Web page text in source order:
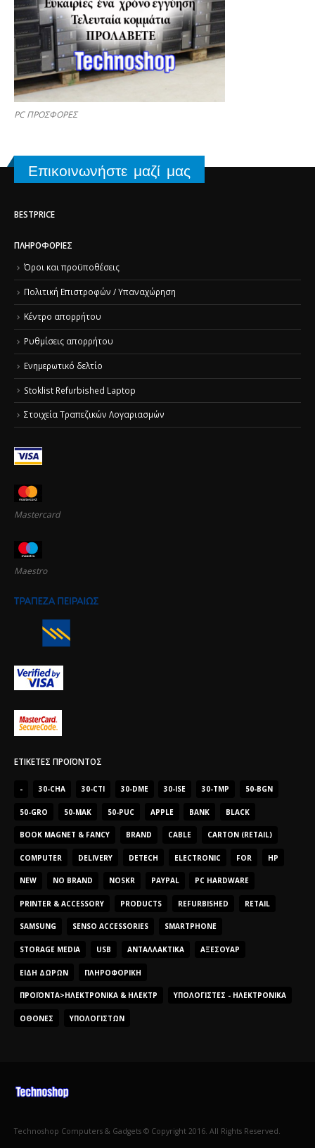
PC ΠΡΟΣΦΟΡΕΣ
Επικοινωνήστε μαζί μας
BESTPRICE
ΠΛΗΡΟΦΟΡΊΕΣ
Όροι και προϋποθέσεις
Πολιτική Επιστροφών / Υπαναχώρηση
Κέντρο απορρήτου
Ρυθμίσεις απορρήτου
Ενημερωτικό δελτίο
Stoklist Refurbished Laptop
Στοιχεία Τραπεζικών Λογαριασμών
Mastercard
Maestro
ΕΤΙΚΈΤΕΣ ΠΡΟΪΌΝΤΟΣ
- 30-CHA 30-CTI 30-DME 30-ISE 30-TMP 50-BGN
50-GRO 50-MAK 50-PUC APPLE BANK BLACK
BOOK MAGNET & FANCY BRAND CABLE CARTON (RETAIL)
COMPUTER DELIVERY DETECH ELECTRONIC FOR HP
NEW NO BRAND NOSKR PAYPAL PC HARDWARE
PRINTER & ACCESSORY PRODUCTS REFURBISHED RETAIL
SAMSUNG SENSO ACCESSORIES SMARTPHONE
STORAGE MEDIA USB ΑΝΤΑΛΛΑΚΤΙΚΆ ΑΞΕΣΟΥΆΡ
ΕΊΔΗ ΔΏΡΩΝ ΠΛΗΡΟΦΟΡΙΚΉ
ΠΡΟΪΌΝΤΑ>ΗΛΕΚΤΡΟΝΙΚΆ & ΗΛΕΚΤΡ ΥΠΟΛΟΓΙΣΤΈΣ - ΗΛΕΚΤΡΟΝΙΚΆ
ΟΘΌΝΕΣ ΥΠΟΛΟΓΙΣΤΏΝ
Technoshop Computers & Gadgets © Copyright 2016. All Rights Reserved.